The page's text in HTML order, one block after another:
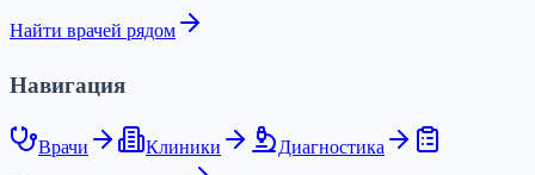
Найти врачей рядом
Навигация
Врачи Клиники
Диагностика